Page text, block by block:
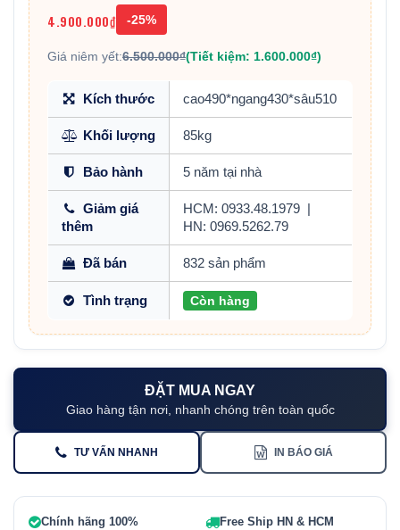
4.900.000₫ -25%
Giá niêm yết:6.500.000₫(Tiết kiệm: 1.600.000₫)
Kích thước cao490*ngang430*sâu510
Khối lượng 85kg
Bảo hành 5 năm tại nhà
Giảm giá
thêm
HCM: 0933.48.1979
HN: 0969.5262.79
Đã bán 832 sản phẩm
Tình trạng Còn hàng
ĐẶT MUA NGAY
Giao hàng tận nơi, nhanh chóng trên toàn quốc
TƯ VẤN NHANH IN BÁO GIÁ
Chính hãng 100% Free Ship HN & HCM